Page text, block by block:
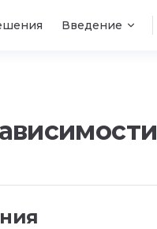
Введение